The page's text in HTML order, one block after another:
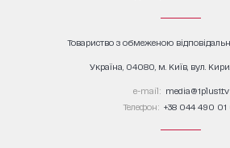
Товариство з обмеженою
Україна, 04080, м. Київ, вул.
е-mail: media@1plus1.tv
Телефон: +38 044 490 01